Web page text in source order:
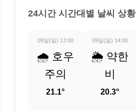
24시간 시간대별 날씨 상황
09일(일) 13:00
🌧️ 호우
주의
21.1°
09일(일) 14:00
🌦️ 약한
비
20.3°